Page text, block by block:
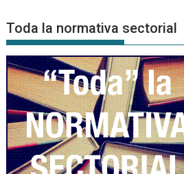
Noticias
Toda la normativa sectorial